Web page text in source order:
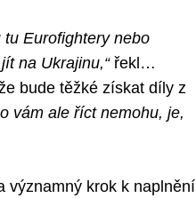
Eurofightery nebo
na Ukrajinu,“řekl…
bude těžké získat díly z
vám ale říct nemohu, je,
významný krok k naplnění